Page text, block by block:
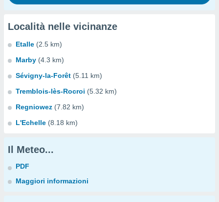
Località nelle vicinanze
Etalle (2.5 km)
Marby (4.3 km)
Sévigny-la-Forêt (5.11 km)
Tremblois-lès-Rocroi (5.32 km)
Regniowez (7.82 km)
L'Echelle (8.18 km)
Il Meteo...
PDF
Maggiori informazioni